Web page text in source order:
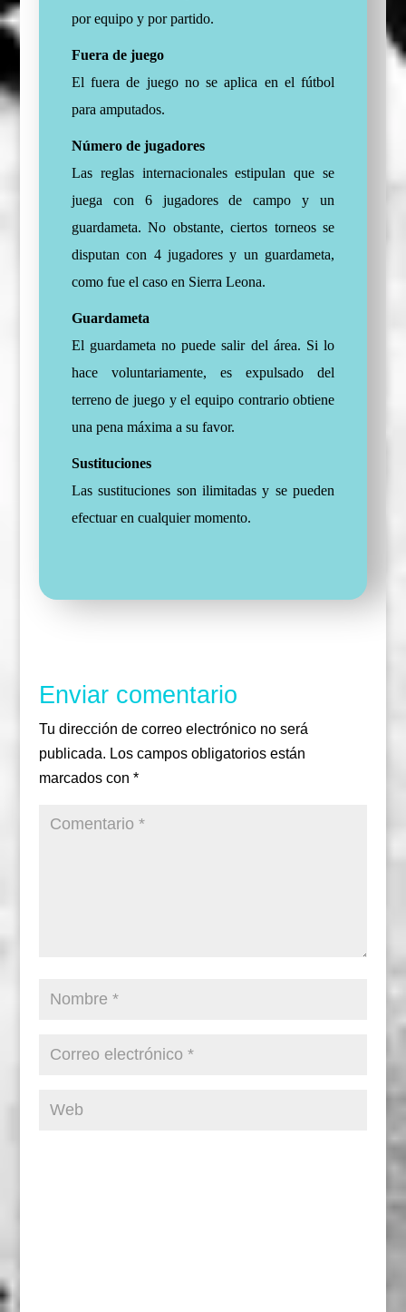
por equipo y por partido.
Fuera de juego
El fuera de juego no se aplica en el fútbol
para amputados.
Número de jugadores
Las reglas internacionales estipulan que se
juega con 6 jugadores de campo y un
guardameta. No obstante, ciertos torneos se
disputan con 4 jugadores y un guardameta,
como fue el caso en Sierra Leona.
Guardameta
El guardameta no puede salir del área. Si lo
hace voluntariamente, es expulsado del
terreno de juego y el equipo contrario obtiene
una pena máxima a su favor.
Sustituciones
Las sustituciones son ilimitadas y se pueden
efectuar en cualquier momento.
Enviar comentario
Tu dirección de correo electrónico no será
publicada. Los campos obligatorios están
marcados con *